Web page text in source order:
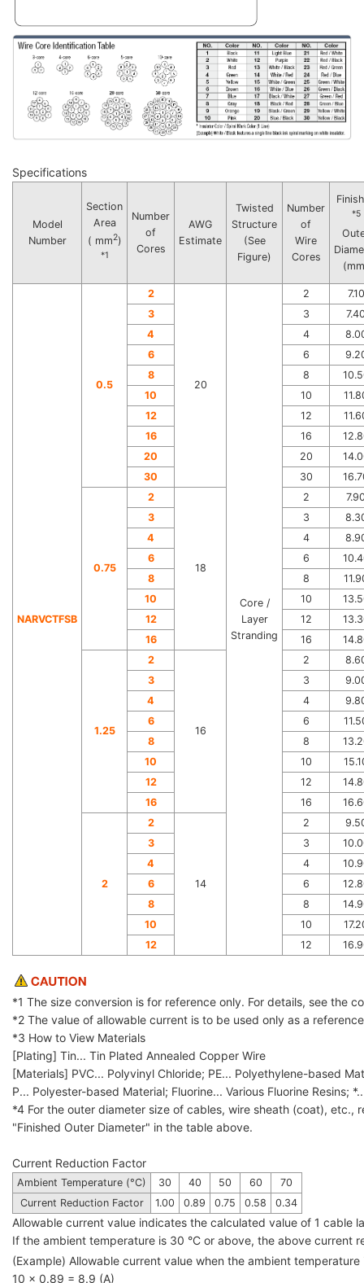
Specifications
Model
Number
Section
Area
( mm2)
*1
Number
of
Cores
AWG
Estimate
Twisted
Structure
(See
Figure)
Number
of
Wire
Cores
*5
NARVCTFSB
0.5
2
20
Core /
Layer
Stranding
2
7.10
3
3
4
4
6
6
8
8
10
10
12
12
16
16
20
20
30
30
0.75
2
18
2
3
3
4
4
6
6
8
8
10
10
12
12
16
16
1.25
2
16
2
3
3
4
4
6
6
8
8
10
10
12
12
16
16
2
2
14
2
3
3
4
4
6
6
8
8
10
10
12
12
*1 The size conversion is for reference only. For details, see the
*2 The value of allowable current is to be used only as a
*3 How to View Materials
[Plating] Tin... Tin Plated Annealed Copper Wire
[Materials] PVC... Polyvinyl Chloride; PE... Polyethylene-based
P... Polyester-based Material; Fluorine... Various Fluorine Resins;
*4 For the outer diameter size of cables, wire sheath (coat), etc.,
"Finished Outer Diameter" in the table above.
Current Reduction Factor
Ambient Temperature (°C) 30 40 50 60
70
Current Reduction Factor
1.00 0.89 0.75 0.58 0.34
Allowable current value indicates the calculated value of 1 cable
If the ambient temperature is 30 °C or above, the above current
(Example) Allowable current value when the ambient temperature
10 × 0.89 = 8.9 (A)